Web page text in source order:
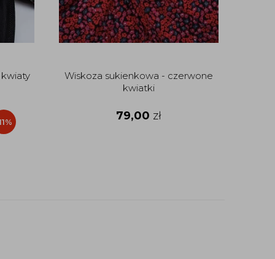
Wiskoza sukienkowa - czerwone
kwiatki
79,00 zł